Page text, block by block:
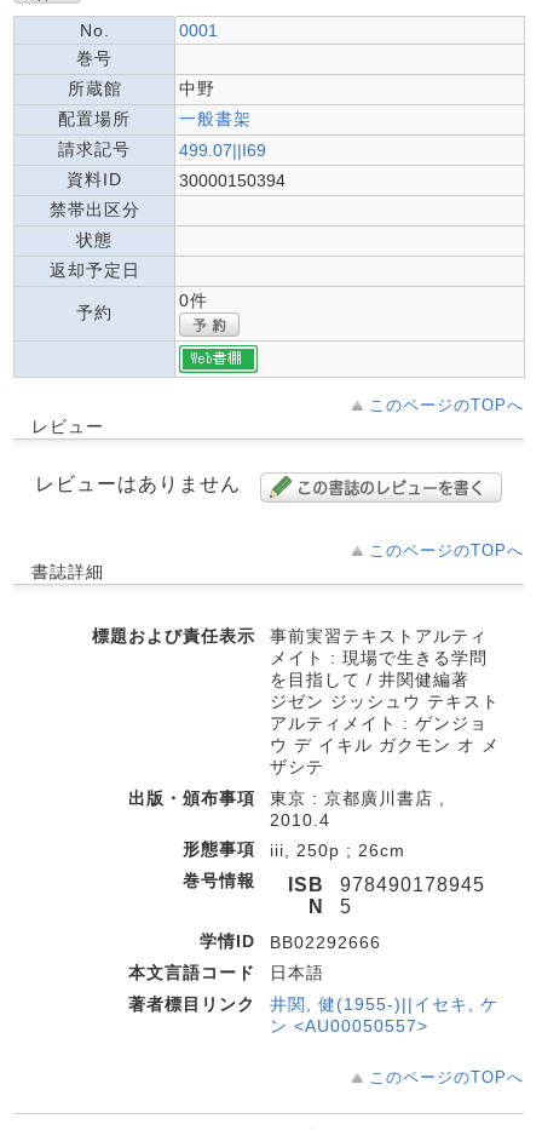
No.
0001
巻号
所蔵館
中野
配置場所
一般書架
請求記号
499.07||I69
資料ID
30000150394
禁帯出区分
状態
返却予定日
予約
0件
このページのTOPへ
レビュー
レビューはありません
このページのTOPへ
書誌詳細
標題および責任表示
事前実習テキストアルティ
メイト : 現場で生きる学問
を目指して / 井関健編著
ジゼン ジッシュウ テキスト
アルティメイト : ゲンジョ
ウ デ イキル ガクモン オ メ
ザシテ
出版・頒布事項
東京 : 京都廣川書店 ,
2010.4
形態事項
iii, 250p ; 26cm
巻号情報
ISB
N
978490178945
5
学情ID
BB02292666
本文言語コード
日本語
著者標目リンク
井関, 健(1955-)||イセキ, ケ
ン <AU00050557>
このページのTOPへ